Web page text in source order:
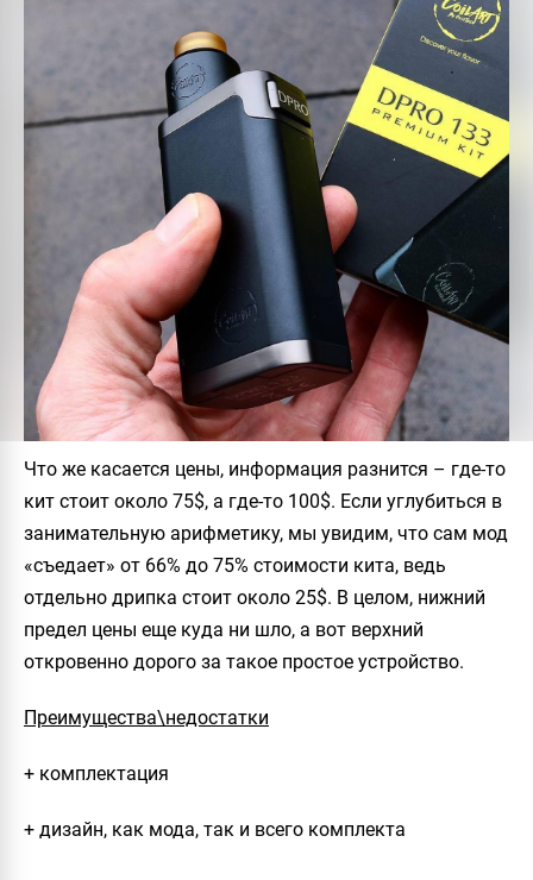
Что же касается цены, информация разнится – где-то
кит стоит около 75$, а где-то 100$. Если углубиться в
занимательную арифметику, мы увидим, что сам мод
«съедает» от 66% до 75% стоимости кита, ведь
отдельно дрипка стоит около 25$. В целом, нижний
предел цены еще куда ни шло, а вот верхний
откровенно дорого за такое простое устройство.
Преимущества\недостатки
+ комплектация
+ дизайн, как мода, так и всего комплекта